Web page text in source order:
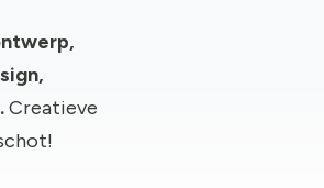
Creatieve